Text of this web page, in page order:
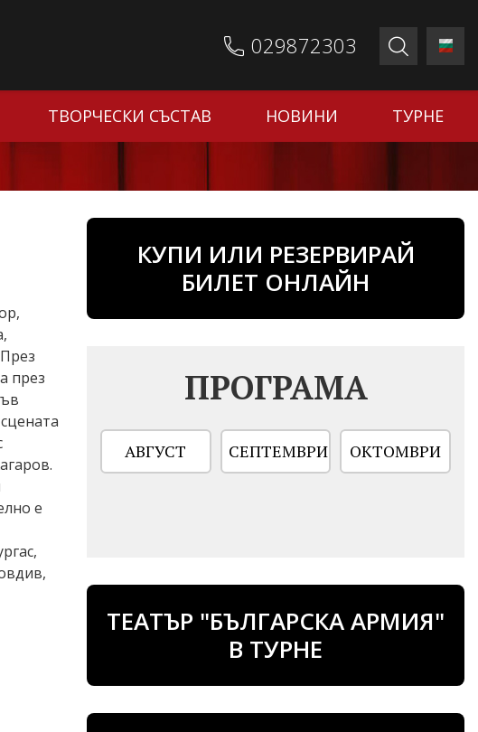
029872303
ТВОРЧЕСКИ СЪСТАВ НОВИНИ ТУРНЕ
през
е
КУПИ ИЛИ РЕЗЕРВИРАЙ
БИЛЕТ ОНЛАЙН
ПРОГРАМА
АВГУСТ СЕПТЕМВРИ ОКТОМВРИ
ТЕАТЪР "БЪЛГАРСКА АРМИЯ"
В ТУРНЕ